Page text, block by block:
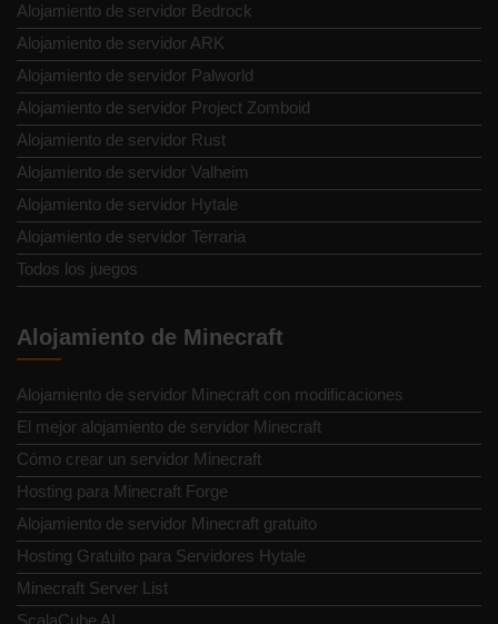
Alojamiento de servidor Bedrock
Alojamiento de servidor ARK
Alojamiento de servidor Palworld
Alojamiento de servidor Project Zomboid
Alojamiento de servidor Rust
Alojamiento de servidor Valheim
Alojamiento de servidor Hytale
Alojamiento de servidor Terraria
Todos los juegos
Alojamiento de Minecraft
Alojamiento de servidor Minecraft con modificaciones
El mejor alojamiento de servidor Minecraft
Cómo crear un servidor Minecraft
Hosting para Minecraft Forge
Alojamiento de servidor Minecraft gratuito
Hosting Gratuito para Servidores Hytale
Minecraft Server List